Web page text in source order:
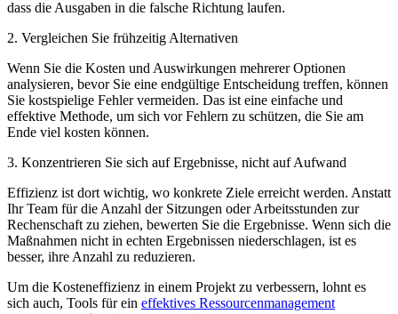
dass die Ausgaben in die falsche Richtung laufen.
2. Vergleichen Sie frühzeitig Alternativen
Wenn Sie die Kosten und Auswirkungen mehrerer Optionen
analysieren, bevor Sie eine endgültige Entscheidung treffen, können
Sie kostspielige Fehler vermeiden. Das ist eine einfache und
effektive Methode, um sich vor Fehlern zu schützen, die Sie am
Ende viel kosten können.
3. Konzentrieren Sie sich auf Ergebnisse, nicht auf Aufwand
Effizienz ist dort wichtig, wo konkrete Ziele erreicht werden. Anstatt
Ihr Team für die Anzahl der Sitzungen oder Arbeitsstunden zur
Rechenschaft zu ziehen, bewerten Sie die Ergebnisse. Wenn sich die
Maßnahmen nicht in echten Ergebnissen niederschlagen, ist es
besser, ihre Anzahl zu reduzieren.
Um die Kosteneffizienz in einem Projekt zu verbessern, lohnt es
sich auch, Tools für ein effektives Ressourcenmanagement